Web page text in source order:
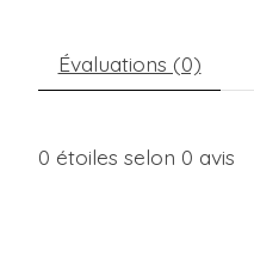
Évaluations (0)
0 étoiles selon 0 avis